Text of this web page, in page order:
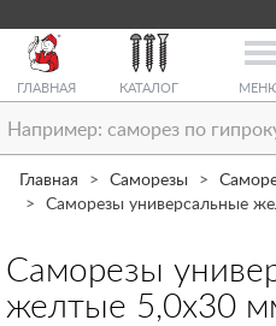
ГЛАВНАЯ КАТАЛОГ
Главная Саморезы
Саморезы универсальные
Саморезы
желтые 5,0х30